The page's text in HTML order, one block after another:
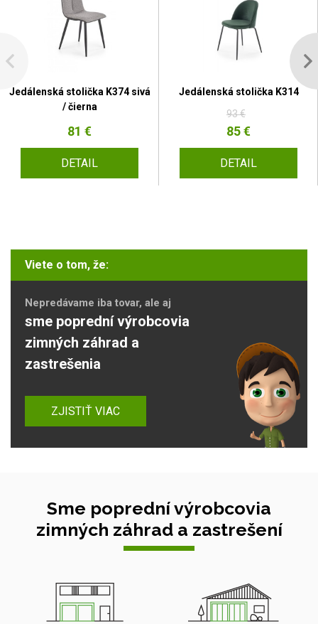
Jedálenská stolička K374 sivá
/ čierna
81 €
DETAIL
Jedálenská stolička K314
93 €
85 €
DETAIL
Viete o tom, že:
Nepredávame iba tovar, ale aj
sme poprední výrobcovia
zimných záhrad a
zastrešenia
ZJISTIŤ VIAC
Sme poprední výrobcovia
zimných záhrad a zastrešení